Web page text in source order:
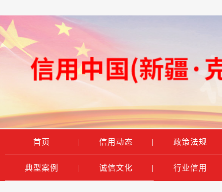
首页 | 信用动态 | 政策法规
典型案例 | 诚信文化 | 行业信用